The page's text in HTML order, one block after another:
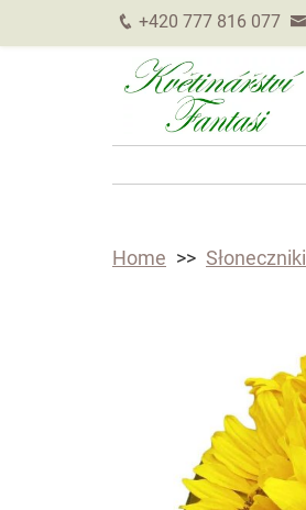
+420 777 816 077
Home Słoneczniki